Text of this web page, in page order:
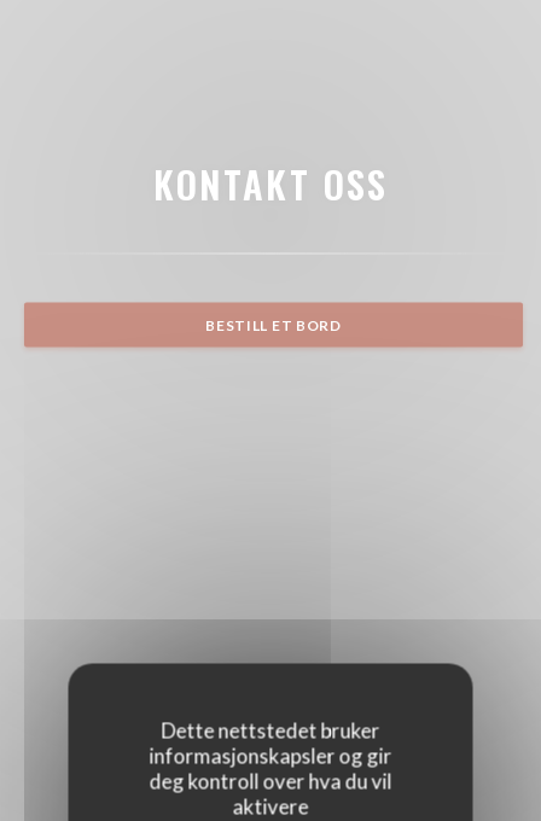
Dette nettstedet bruker
informasjonskapsler og gir
deg kontroll over hva du vil
aktivere
KONTAKT OSS
BESTILL ET BORD